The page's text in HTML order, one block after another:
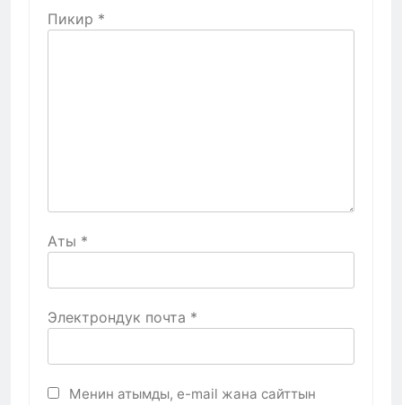
Пикир *
Аты *
Электрондук почта *
Менин атымды, e-mail жана сайттын